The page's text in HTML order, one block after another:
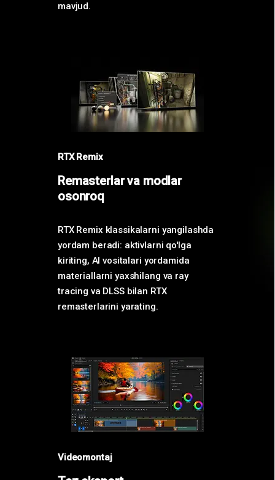
mavjud.
RTX Remix
Remasterlar va modlar
osonroq
RTX Remix klassikalarni yangilashda
yordam beradi: aktivlarni qo'lga
kiriting, AI vositalari yordamida
materiallarni yaxshilang va ray
tracing va DLSS bilan RTX
remasterlarini yarating.
Videomontaj